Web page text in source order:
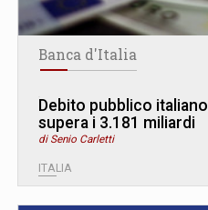
Banca d'Italia
Debito pubblico
supera i 3.181 miliardi
di Senio Carletti
ITALIA